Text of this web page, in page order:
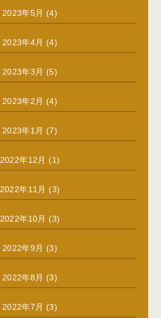
2023年5月 (4)
2023年4月 (4)
2023年3月 (5)
2023年2月 (4)
2023年1月 (7)
2022年12月 (1)
2022年11月 (3)
2022年10月 (3)
2022年9月 (3)
2022年8月 (3)
2022年7月 (3)